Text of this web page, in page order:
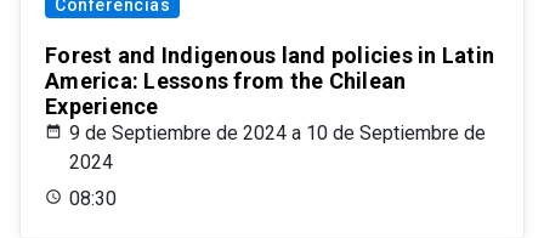
Conferencias
Forest and Indigenous land policies in Latin
America: Lessons from the Chilean
Experience
9 de Septiembre de 2024 a 10 de Septiembre de
2024
08:30